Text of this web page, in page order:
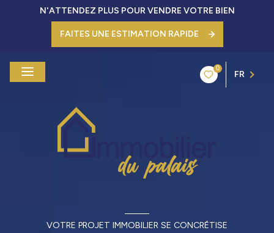
N'ATTENDEZ PLUS POUR VENDRE VOTRE BIEN
FAITES UNE ESTIMATION RAPIDE
0
FR
VOTRE PROJET IMMOBILIER SE CONCRÉTISE